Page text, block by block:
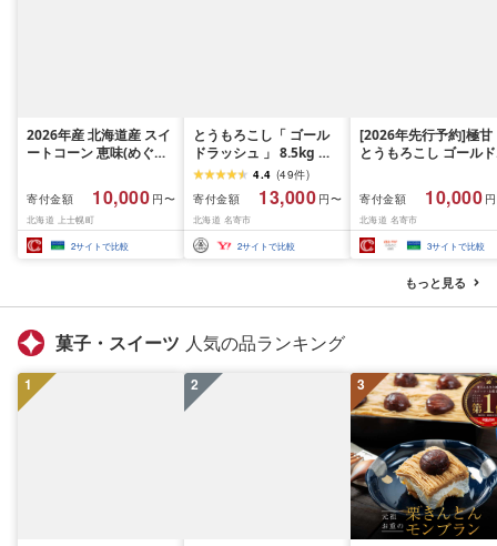
2026年産 北海道産 スイ
ートコーン 恵味(めぐみ)
上 約5kg フルーツのよ
うに甘い 平均糖度18度
北海道 JA上士幌町 野菜
夏野菜 とうもろこし ト
ウモロコシ スーパース
送開始予定 [010-V81]
寄付金額 10,000 円〜
北海道 上士幌町
2サイトで比較
とうもろこし「 ゴール
ドラッシュ 」 8.5kg 以
上 北海道 名寄 スイート
4.4 (49件)
寄付金額
13,000 円〜
北海道 名寄市
2サイトで比較
[2026年先行予約]極甘
とうもろこし ゴールド
本 特大 スイートコー
北海道 名寄市 なよろ
エロー 朝採れ 真空予
冷蔵 トウモロコシ コ
ン 玉蜀黍 生食 生で食
られる 高糖度 フルー
コーン 夏野菜 旬 TV紹
お中元 夏ギフト 贈り
寄付金額 10,000
北海道 名寄市
3サイトで比較
もっと見る
菓子・スイーツ 人気の品ランキング
1 2 3